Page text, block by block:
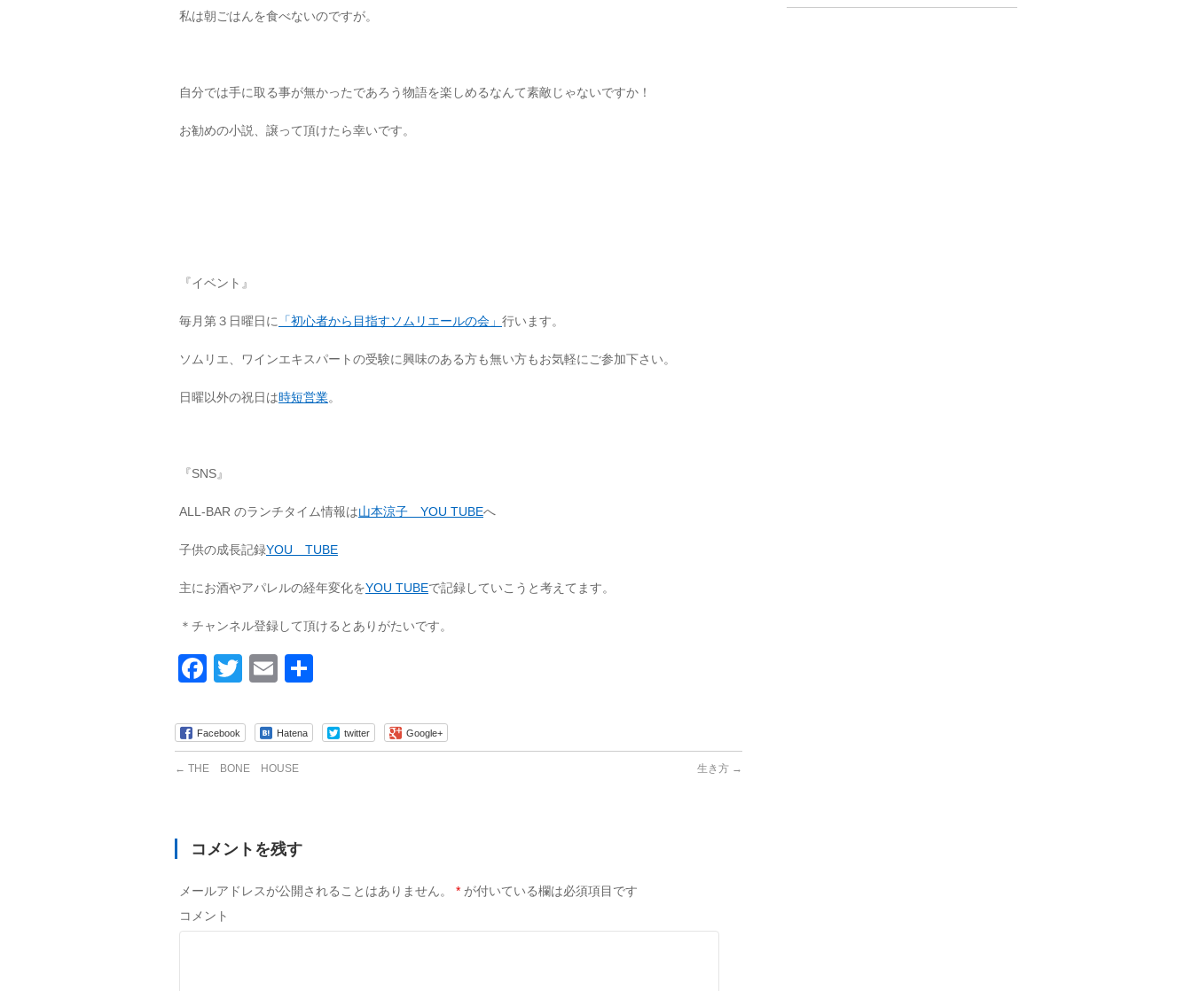
私は朝ごはんを食べないのですが。
自分では手に取る事が無かったであろう物語を楽しめるなんて素敵じゃないですか！
お勧めの小説、譲って頂けたら幸いです。
『イベント』
毎月第３日曜日に 「初心者から目指すソムリエールの会」 行います。
ソムリエ、ワインエキスパートの受験に興味のある方も無い方もお気軽にご参加下さい。
日曜以外の祝日は時短営業。
『SNS』
ALL-BAR のランチタイム情報は山本涼子 YOU TUBEへ
子供の成長記録YOU TUBE
主にお酒やアパレルの経年変化をYOU TUBEで記録していこうと考えてます。
＊チャンネル登録して頂けるとありがたいです。
Facebook
TwitterEmail
Facebook Hatena twitter Google+
← THE BONE HOUSE 生き方 →
コメントを残す
メールアドレスが公開されることはありません。 * が付いている欄は必須項目です
コメント